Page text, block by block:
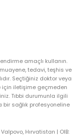
amaçlı kullanın.
tedavi, teşhis ve
Seçtiğiniz doktor veya
için iletişime geçmeden
Tıbbi durumunla ilgili
sağlık profesyoneline
Valpovo, Hırvatistan | OIB: